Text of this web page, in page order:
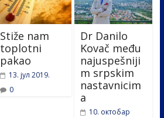
Stiže nam
toplotni
pakao
13. јул 2019.
0
Dr Danilo
Kovač među
najuspešniji
m srpskim
nastavnicim
a
10. октобар